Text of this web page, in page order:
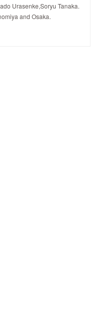
Urasenke,Soryu Tanaka.
and Osaka.